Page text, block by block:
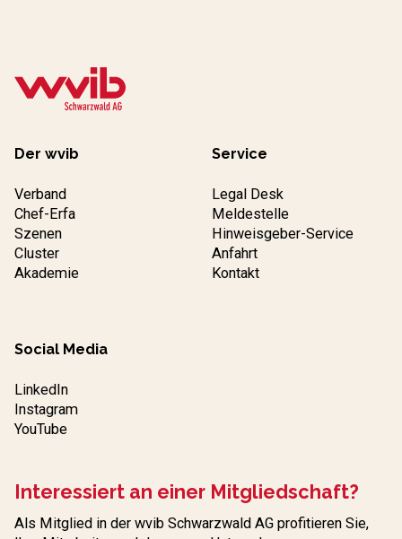
Der wvib
Verband
Chef-Erfa
Szenen
Cluster
Akademie
Service
Legal Desk
Meldestelle
Hinweisgeber-Service
Anfahrt
Kontakt
Social Media
LinkedIn
Instagram
YouTube
Interessiert an einer Mitgliedschaft?
Als Mitglied in der wvib Schwarzwald AG profitieren Sie,